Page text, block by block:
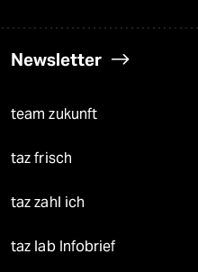
Newsletter
team zukunft
taz frisch
taz zahl ich
taz lab Infobrief